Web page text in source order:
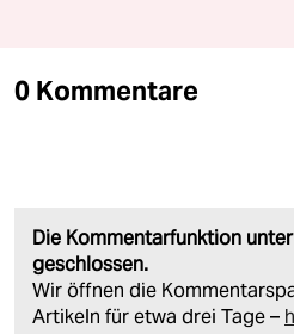
0 Kommentare
Die Kommentarfunktion
geschlossen.
Wir öffnen die
Artikeln für etwa drei Tage –